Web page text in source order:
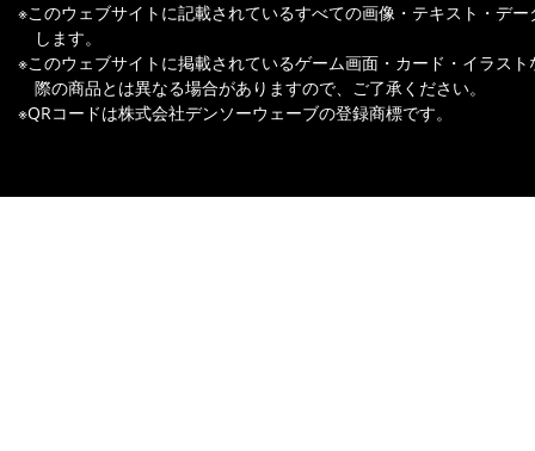
※このウェブサイトに記載されているすべての画像・テキスト・デ
します。
※このウェブサイトに掲載されているゲーム画面・カード・イラス
際の商品とは異なる場合がありますので、ご了承ください。
※QRコードは株式会社デンソーウェーブの登録商標です。